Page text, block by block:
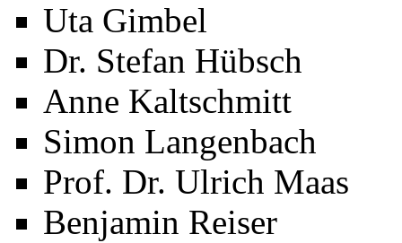
Uta Gimbel
Dr. Stefan Hübsch
Anne Kaltschmitt
Simon Langenbach
Prof. Dr. Ulrich Maas
Benjamin Reiser